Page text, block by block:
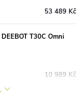
53 489 Kč
T30C Omni
10 989 Kč